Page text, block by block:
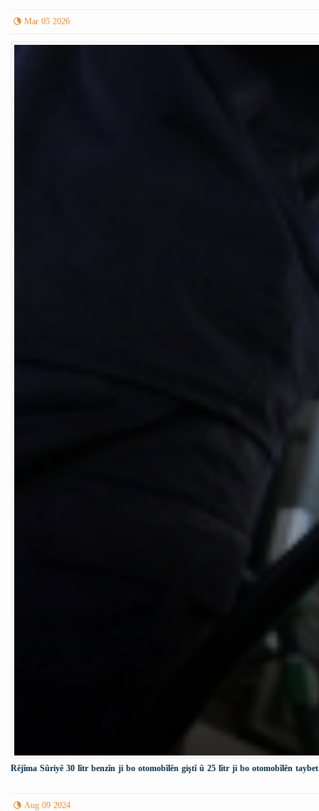
Mar 05 2026
Rêjîma Sûriyê 30 lîtr benzîn ji bo otomobîlên giştî û 25 lîtr ji bo otomobîlên
Aug 09 2024